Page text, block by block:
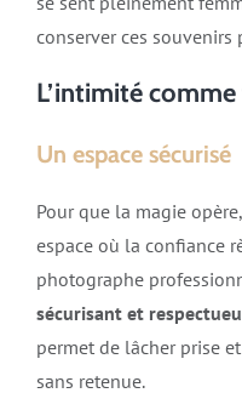
conserver ces souvenirs
L’intimité
Un espace sécurisé
Pour que la magie
espace où la confiance
photographe
sécurisant et
permet de lâcher prise
sans retenue.